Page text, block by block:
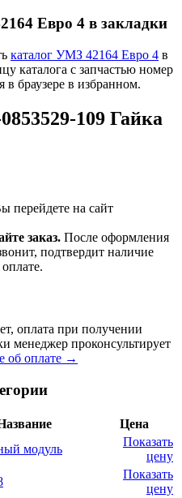
Евро 4 в закладки
каталог УМЗ 42164 Евро 4 в
каталога с запчастью номер
в браузере в избранном.
109 Гайка
перейдете на сайт
заказ. После оформления
подтвердит наличие
оплата при получении
менеджер проконсультирует
об оплате →
Цена
модуль
Показать
цену
Показать
цену